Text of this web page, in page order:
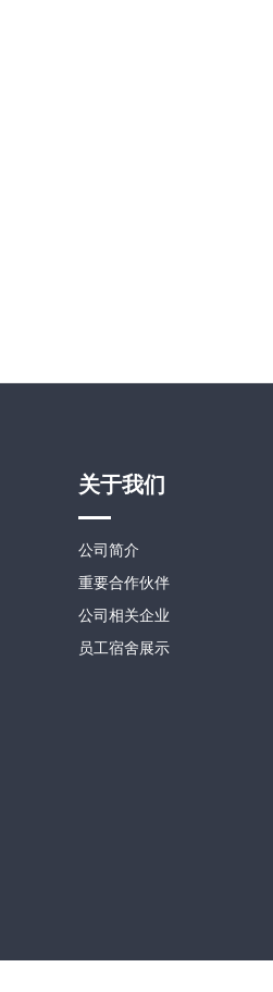
关于我们
公司简介
重要合作伙伴
公司相关企业
员工宿舍展示